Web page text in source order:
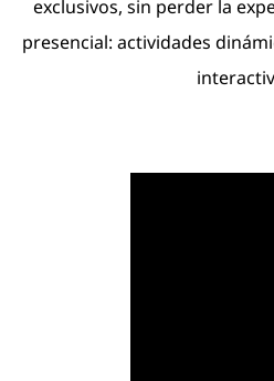
exclusivos, sin perder la
presencial: actividades